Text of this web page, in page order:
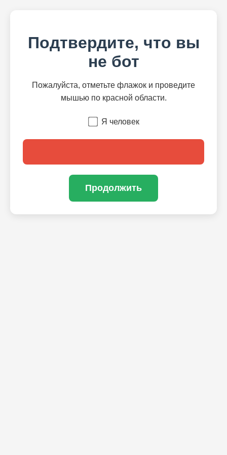
Подтвердите, что вы
не бот
Пожалуйста, отметьте флажок и проведите
мышью по красной области.
Я человек
Продолжить